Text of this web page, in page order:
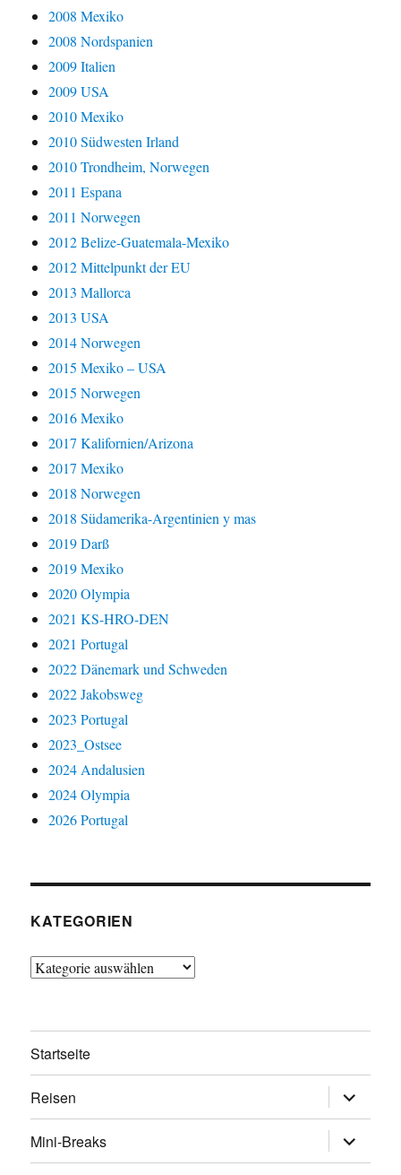
2008 Mexiko
2008 Nordspanien
2009 Italien
2009 USA
2010 Mexiko
2010 Südwesten Irland
2010 Trondheim, Norwegen
2011 Espana
2011 Norwegen
2012 Belize-Guatemala-Mexiko
2012 Mittelpunkt der EU
2013 Mallorca
2013 USA
2014 Norwegen
2015 Mexiko – USA
2015 Norwegen
2016 Mexiko
2017 Kalifornien/Arizona
2017 Mexiko
2018 Norwegen
2018 Südamerika-Argentinien y mas
2019 Darß
2019 Mexiko
2020 Olympia
2021 KS-HRO-DEN
2021 Portugal
2022 Dänemark und Schweden
2022 Jakobsweg
2023 Portugal
2023_Ostsee
2024 Andalusien
2024 Olympia
2026 Portugal
KATEGORIEN
Kategorien
Startseite
Reisen
öffnen
Mini-Breaks
öffnen